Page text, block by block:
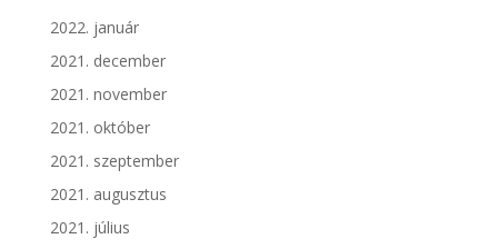
2022. január
2021. december
2021. november
2021. október
2021. szeptember
2021. augusztus
2021. július